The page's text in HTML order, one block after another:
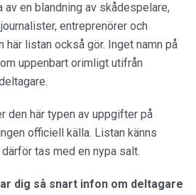
en blandning av skådespelare,
entreprenörer och
listan också gör. Inget namn på
uppenbart orimligt utifrån
den här typen av uppgifter på
officiell källa. Listan känns
tas med en nypa salt.
dig så snart infon om deltagare